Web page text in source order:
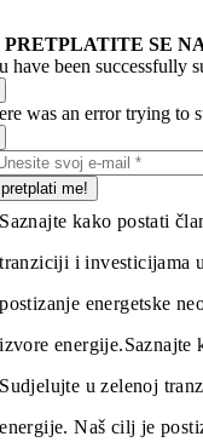
PRETPLATITE SE
have been successfully
was an error trying to
pretplati me!
Saznajte kako postati
tranziciji i investicijama
postizanje energetske
izvore energije.Saznajte
Sudjelujte u zelenoj
energije. Naš cilj je